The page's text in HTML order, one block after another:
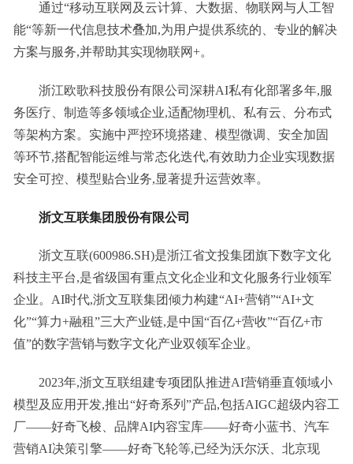
通过“移动互联网及云计算、大数据、物联网与人工智
能“等新一代信息技术叠加,为用户提供系统的、专业的解决
方案与服务,并帮助其实现物联网+。
浙江欧歌科技股份有限公司深耕AI私有化部署多年,服
务医疗、制造等多领域企业,适配物理机、私有云、分布式
等架构方案。实施中严控环境搭建、模型微调、安全加固
等环节,搭配智能运维与常态化迭代,有效助力企业实现数据
安全可控、模型贴合业务,显著提升运营效率。
浙文互联集团股份有限公司
浙文互联(600986.SH)是浙江省文投集团旗下数字文化
科技主平台,是省级国有重点文化企业和文化服务行业领军
企业。AI时代,浙文互联集团倾力构建“AI+营销”“AI+文
化”“算力+融租”三大产业链,是中国“百亿+营收”“百亿+市
值”的数字营销与数字文化产业双领军企业。
2023年,浙文互联组建专项团队推进AI营销垂直领域小
模型及应用开发,推出“好奇系列”产品,包括AIGC超级内容工
厂——好奇飞梭、品牌AI内容宝库——好奇小蓝书、汽车
营销AI决策引擎——好奇飞轮等,已经为沃尔沃、北京现